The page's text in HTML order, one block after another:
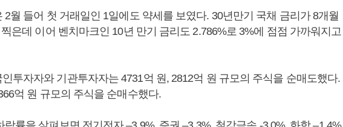
2월 들어 첫 거래일인 1일에도 약세를 보였다. 30년만기 국채 금리가 8개월
은데 이어 벤치마크인 10년 만기 금리도 2.786%로 3%에 점점 가까워지고
투자자와 기관투자자는 4731억 원, 2812억 원 규모의 주식을 순매도했다.
억 원 규모의 주식을 순매수했다.